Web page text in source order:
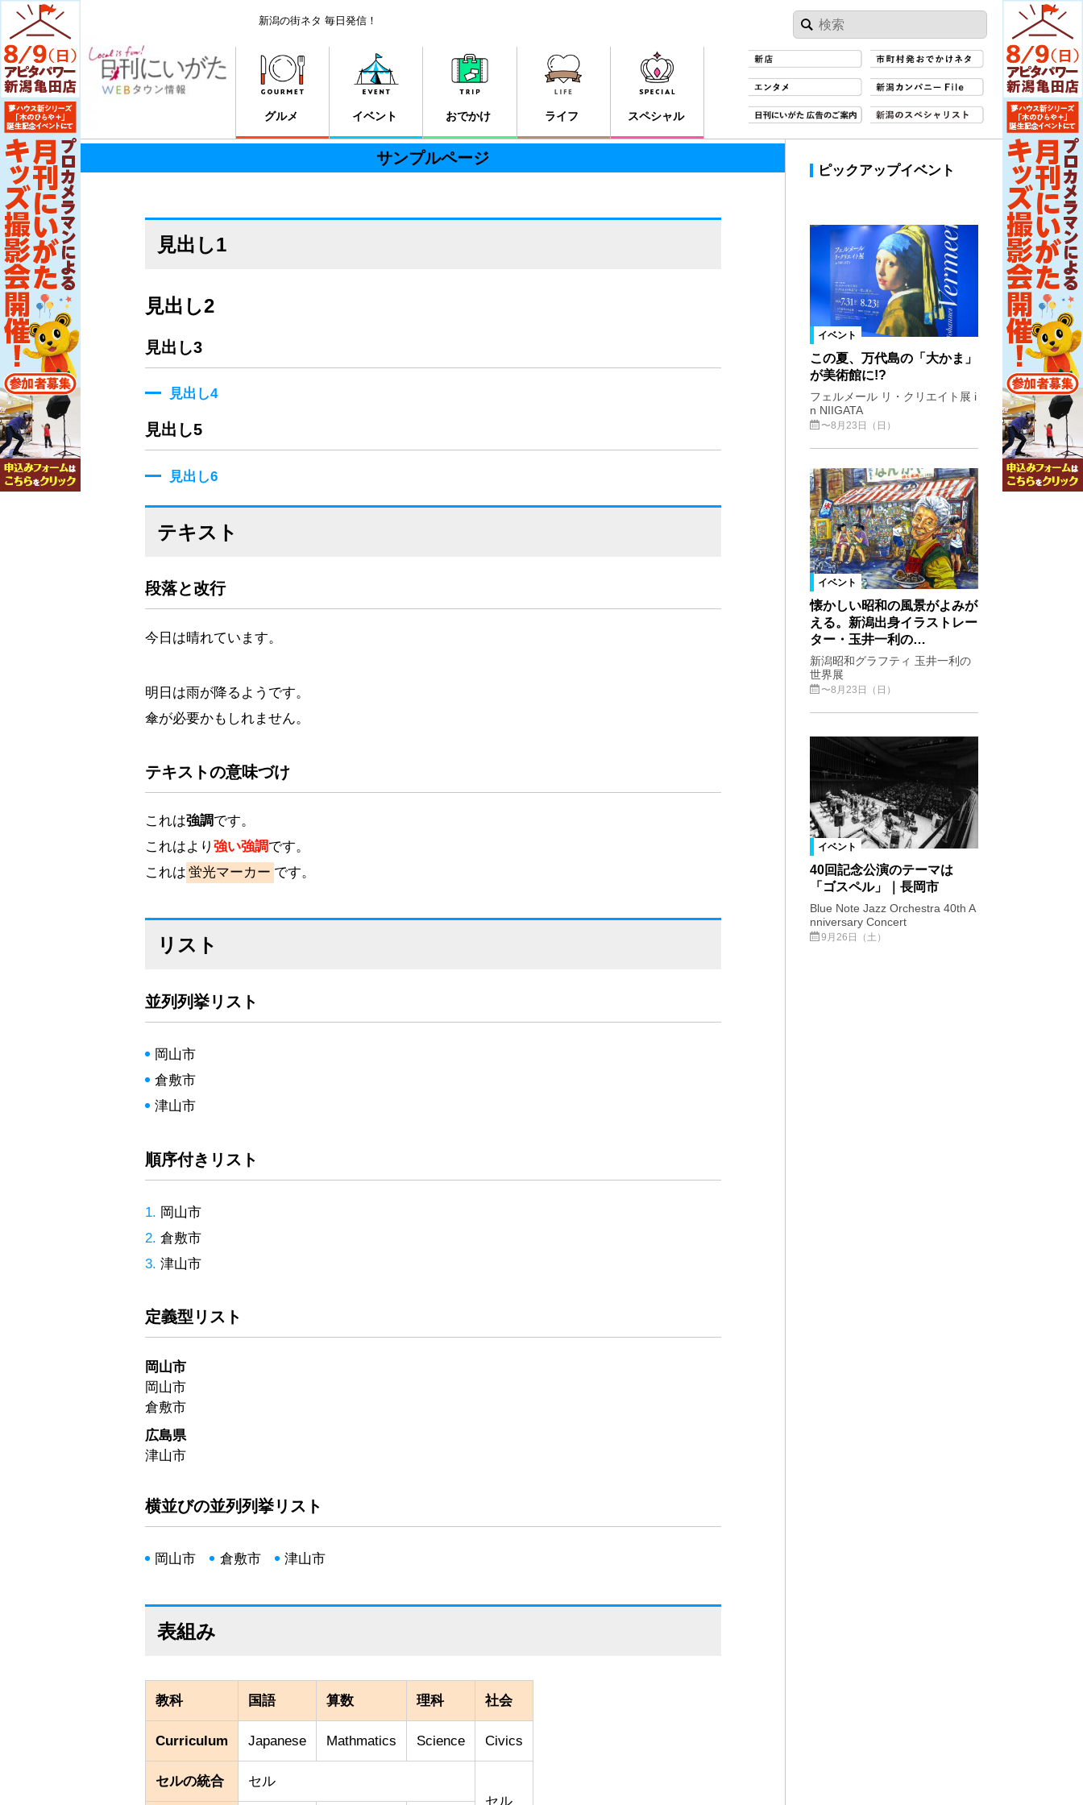
新潟の街ネタ 毎日発信！
グルメ イベント おでかけ ライフ スペシャル
サンプルページ
見出し1
見出し2
見出し3
見出し4
見出し5
見出し6
テキスト
段落と改行
今日は晴れています。
明日は雨が降るようです。
傘が必要かもしれません。
テキストの意味づけ
これは強調です。
これはより 強い強調です。
これは 蛍光マーカー です。
リスト
並列列挙リスト
岡山市
倉敷市
津山市
順序付きリスト
岡山市
倉敷市
津山市
定義型リスト
岡山市
岡山市
倉敷市
広島県
津山市
横並びの並列列挙リスト
岡山市 倉敷市 津山市
表組み
教科 国語 算数 理科 社会
Curriculum Japanese Mathmatics Science Civics
セルの統合
セル
セル
ピックアップイベント
イベント
この夏、万代島の「大かま」
が美術館に!?
フェルメール リ・クリエイト展 i
n NIIGATA
〜8月23日（日）
イベント
懐かしい昭和の風景がよみが
える。新潟出身イラストレー
ター・玉井一利の…
新潟昭和グラフティ 玉井一利の
世界展
〜8月23日（日）
イベント
40回記念公演のテーマは
「ゴスペル」｜長岡市
Blue Note Jazz Orchestra 40th A
nniversary Concert
9月26日（土）